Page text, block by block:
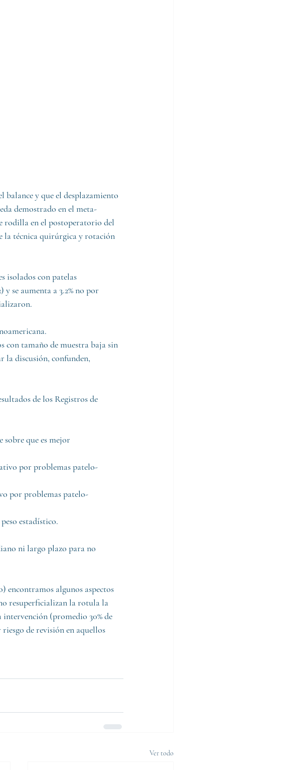
y que el desplazamiento
demostrado en el meta-
rodilla en el postoperatorio del
la técnica quirúrgica y rotación
isolados con patelas
se aumenta a 3.2% no por
con tamaño de muestra baja sin
la discusión, confunden,
de los Registros de
sobre que es mejor
por problemas patelo-
por problemas patelo-
estadístico.
ni largo plazo para no
algunos aspectos
resuperficializan la rotula la
(promedio 30% de
de revisión en aquellos
Ver todo